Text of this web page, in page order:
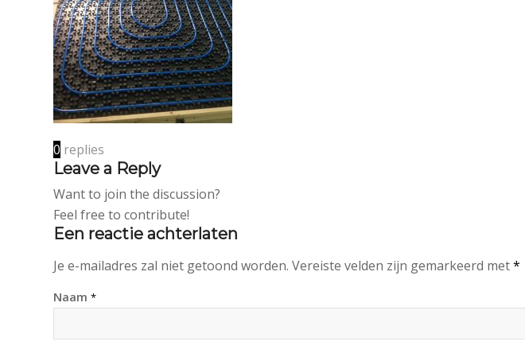
0 replies
Leave a Reply
Want to join the discussion?
Feel free to contribute!
Een reactie achterlaten
Je e-mailadres zal niet getoond worden. Vereiste velden zijn gemarkeerd met*
Naam *